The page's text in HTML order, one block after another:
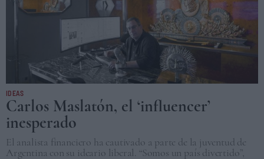
IDEAS
Carlos Maslatón, el ‘influencer’
inesperado
El analista financiero ha cautivado a parte de la juventud de
Argentina con su ideario liberal. “Somos un país divertido”,